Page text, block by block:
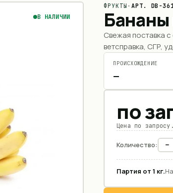
В НАЛИЧИИ
ФРУКТЫ · АРТ. DB-
Свежая поставка
ветсправка, СГР,
ПРОИСХОЖДЕНИЕ
—
по
Цена по
Количество: −
Партия от 1 кг.